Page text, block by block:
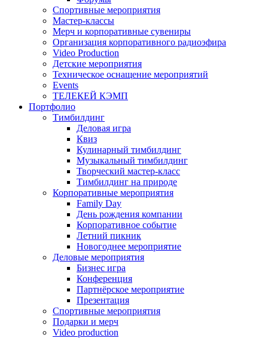
Спортивные мероприятия
Мастер-классы
Мерч и корпоративные сувениры
Организация корпоративного радиоэфира
Video Production
Детские мероприятия
Техническое оснащение мероприятий
Events
ТЕЛЕКЕЙ КЭМП
Портфолио
Тимбилдинг
Деловая игра
Квиз
Кулинарный тимбилдинг
Музыкальный тимбилдинг
Творческий мастер-класс
Тимбилдинг на природе
Корпоративные мероприятия
Family Day
День рождения компании
Корпоративное событие
Летний пикник
Новогоднее мероприятие
Деловые мероприятия
Бизнес игра
Конференция
Партнёрское мероприятие
Презентация
Спортивные мероприятия
Подарки и мерч
Video production